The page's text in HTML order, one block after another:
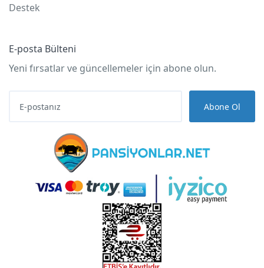
Destek
E-posta Bülteni
Yeni fırsatlar ve güncellemeler için abone olun.
Abone Ol